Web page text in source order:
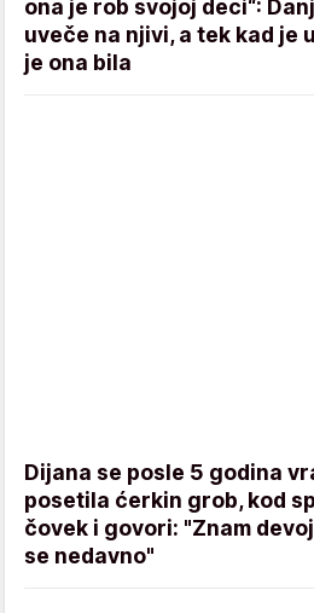
ona je rob svojoj deci“:
uveče na njivi, a tek kad je
je ona bila
Dijana se posle 5 godina
posetila ćerkin grob, kod
čovek i govori: "Znam
se nedavno"